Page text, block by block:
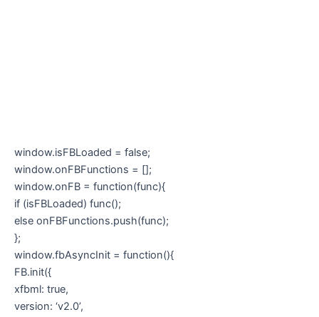
window.isFBLoaded = false;
window.onFBFunctions = [];
window.onFB = function(func){
if (isFBLoaded) func();
else onFBFunctions.push(func);
};
window.fbAsyncInit = function(){
FB.init({
xfbml: true,
version: ‘v2.0’,